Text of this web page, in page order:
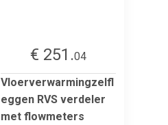
€ 251.04
Vloerverwarmingzelfl
eggen RVS verdeler
met flowmeters